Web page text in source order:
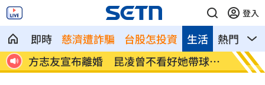
登入
即時 慈濟遭詐騙 台股怎投資 熱門 影
生活
閃
台積電Sony砸1兆日圓造CIS 生產地選這
裡
公視